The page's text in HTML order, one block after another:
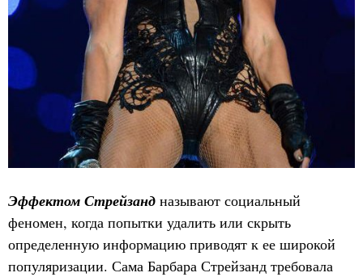
Эффектом Стрейзанд называют социальный
феномен, когда попытки удалить или скрыть
определенную информацию приводят к ее широкой
популяризации. Сама Барбара Стрейзанд требовала